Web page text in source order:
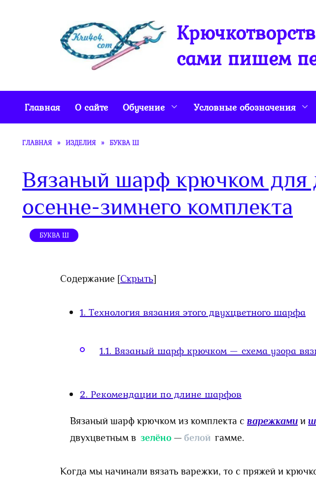
сами пишем
Главная О сайте Обучение Условные обозначения
ГЛАВНАЯ » ИЗДЕЛИЯ » БУКВА Ш
Вязаный шарф крючком для
осенне-зимнего комплекта
БУКВА Ш
Содержание [Скрыть]
1.Технология вязания этого двухцветного шарфа
1.1.Вязаный шарф крючком — схема узора
2.Рекомендации по длине шарфов
Вязаный шарф крючком из комплекта с варежками и
двухцветным в зелёно — белой гамме.
Когда мы начинали вязать варежки, то с пряжей и